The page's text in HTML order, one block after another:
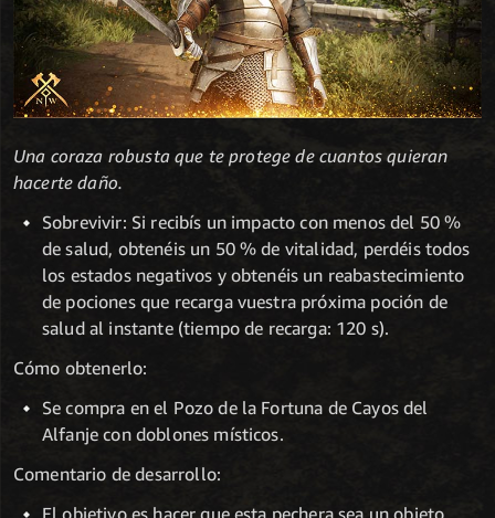
Una coraza robusta que te protege de cuantos quieran
hacerte daño.
Sobrevivir: Si recibís un impacto con menos del 50 %
de salud, obtenéis un 50 % de vitalidad, perdéis todos
los estados negativos y obtenéis un reabastecimiento
de pociones que recarga vuestra próxima poción de
salud al instante (tiempo de recarga: 120 s).
Cómo obtenerlo:
Se compra en el Pozo de la Fortuna de Cayos del
Alfanje con doblones místicos.
Comentario de desarrollo:
El objetivo es hacer que esta pechera sea un objeto